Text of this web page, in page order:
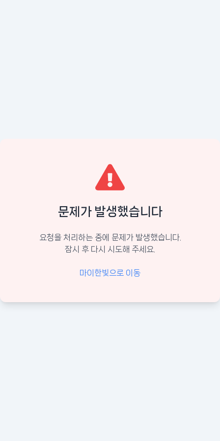
문제가 발생했습니다
요청을 처리하는 중에 문제가 발생했습니다.
잠시 후 다시 시도해 주세요.
마이한빛으로 이동